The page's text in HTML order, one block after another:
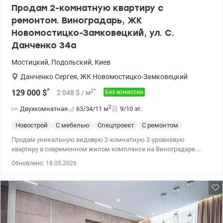
Продам 2-комнатную квартиру с
ремонтом. Виноградарь, ЖК
Новомостицко-Замковецкий, ул. С.
Данченко 34а
Мостицкий, Подольский, Киев
Данченко Сергея, ЖК Новомостицко-Замковецкий
129 000 $* 2 048 $ / м2* Без комиссии
Двухкомнатная 63/34/11 м2 9/10 эт.
Новострой С мебелью Спецпроект
С ремонтом
Продам уникальную видовую 2-комнатную 2-уровневую
квартиру в современном жилом комплексе на Виноградаре.
Квартира расположена на 9-10 этажах в 10-этажной секции
монолитно-каркасного дома, год постройки 2018 года. В доме
есть два лифта, автономное отопление. Квартира имеет общую
площадь 62,5 м2 и комфортную планировку: на 1-м уровне
Обновлено: 18.05.2026